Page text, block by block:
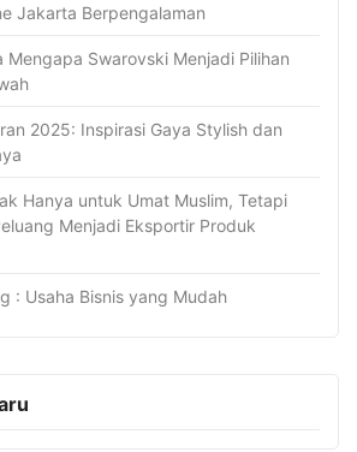
Jakarta Berpengalaman
Mengapa Swarovski Menjadi Pilihan
2025: Inspirasi Gaya Stylish dan
Hanya untuk Umat Muslim, Tetapi
Menjadi Eksportir Produk
: Usaha Bisnis yang Mudah